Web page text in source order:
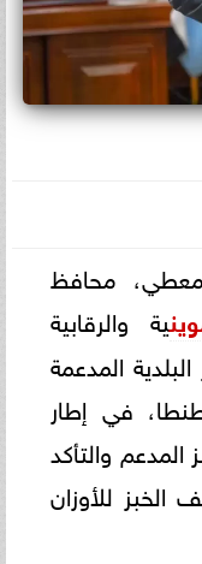
محافظ
ية والرقابية
المدعمة
في إطار
والتأكد
الخبز للأوزان